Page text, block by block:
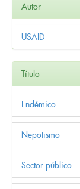
Autor
USAID
Título
Endémico
Nepotismo
Sector público